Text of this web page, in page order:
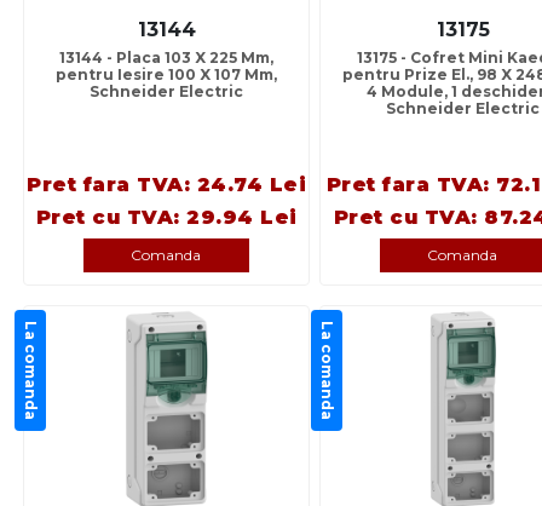
13144
13144 - Placa 103 X 225 Mm,
pentru Iesire 100 X 107 Mm,
Schneider Electric
Pret fara TVA: 24.74 Lei
Pret cu TVA: 29.94 Lei
Comanda
13175
13175 - Cofret Mini
pentru Prize El., 98 X
4 Module, 1
Schneider Electric
Pret fara TVA:
Pret cu TVA:
Comanda
La comanda La comanda